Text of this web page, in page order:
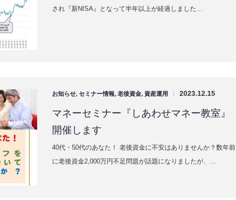
され『新NISA』となって半年以上が経過しました…
お知らせ, セミナー情報, 老後資金, 資産運用 | 2023.12.15
マネーセミナー『しあわせマネー教室』
開催します
40代・50代のあなた！ 老後資金に不安はありませんか？数年前
に老後資金2,000万円不足問題が話題になりましたが、…